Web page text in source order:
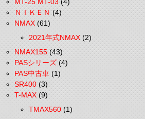
ＮＩＫＥＮ(4)
NMAX(61)
2021年式NMAX(2)
NMAX155(43)
PASシリーズ(4)
PAS中古車(1)
SR400(3)
T-MAX(9)
TMAX560(1)